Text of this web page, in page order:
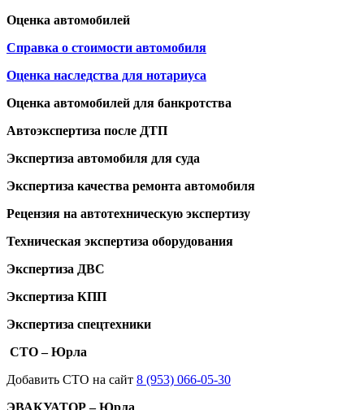
Оценка автомобилей
Справка о стоимости автомобиля
Оценка наследства для нотариуса
Оценка автомобилей для банкротства
Автоэкспертиза после ДТП
Экспертиза автомобиля для суда
Экспертиза качества ремонта автомобиля
Рецензия на автотехническую экспертизу
Техническая экспертиза оборудования
Экспертиза ДВС
Экспертиза КПП
Экспертиза спецтехники
СТО – Юрла
Добавить СТО на сайт 8 (953) 066-05-30
ЭВАКУАТОР – Юрла